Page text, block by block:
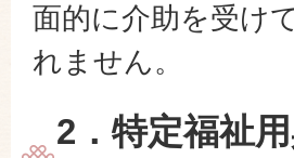
面的に介助を受け
れません。
2．特定福祉